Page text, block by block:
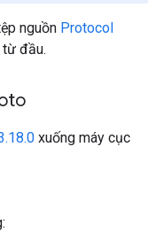
nguồn Protocol
đầu.
xuống máy cục